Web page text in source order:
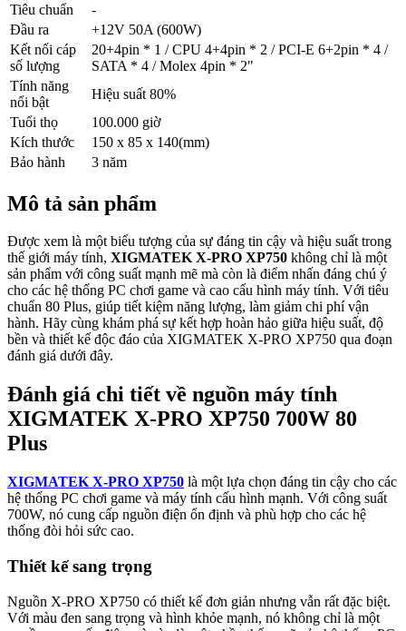
Tiêu chuẩn
-
Đầu ra
+12V 50A (600W)
Kết nối cáp
số lượng
20+4pin * 1 / CPU 4+4pin * 2 / PCI-E 6+2pin * 4 /
SATA * 4 / Molex 4pin * 2"
Tính năng
nổi bật
Hiệu suất 80%
Tuổi thọ
100.000 giờ
Kích thước
150 x 85 x 140(mm)
Bảo hành
3 năm
Mô tả sản phẩm
Được xem là một biểu tượng của sự đáng tin cậy và hiệu suất trong
thế giới máy tính, XIGMATEK X-PRO XP750 không chỉ là một
sản phẩm với công suất mạnh mẽ mà còn là điểm nhấn đáng chú ý
cho các hệ thống PC chơi game và cao cấu hình máy tính. Với tiêu
chuẩn 80 Plus, giúp tiết kiệm năng lượng, làm giảm chi phí vận
hành. Hãy cùng khám phá sự kết hợp hoàn hảo giữa hiệu suất, độ
bền và thiết kế độc đáo của XIGMATEK X-PRO XP750 qua đoạn
đánh giá dưới đây.
Đánh giá chi tiết về nguồn máy tính
XIGMATEK X-PRO XP750 700W 80
Plus
XIGMATEK X-PRO XP750 là một lựa chọn đáng tin cậy cho các
hệ thống PC chơi game và máy tính cấu hình mạnh. Với công suất
700W, nó cung cấp nguồn điện ổn định và phù hợp cho các hệ
thống đòi hỏi sức cao.
Thiết kế sang trọng
Nguồn X-PRO XP750 có thiết kế đơn giản nhưng vẫn rất đặc biệt.
Với màu đen sang trọng và hình khỏe mạnh, nó không chỉ là một